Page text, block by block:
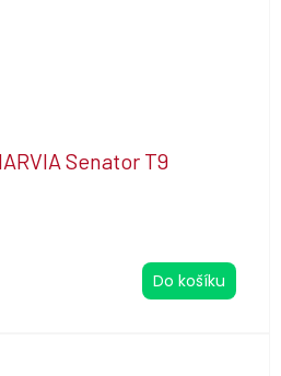
Senator T9
Do košíku